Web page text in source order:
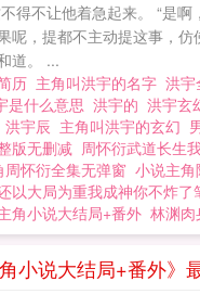
得不让他着急起来。 “是
呢，提都不主动提这事，
道。 ...
历 主角叫洪宇的名字 洪宇
是什么意思 洪宇的 洪宇玄
洪宇辰 主角叫洪宇的玄幻
版无删减 周怀衍武道长生
周怀衍全集无弹窗 小说主
以大局为重我成神你不炸
角小说大结局+番外 林渊
角小说大结局+番外》